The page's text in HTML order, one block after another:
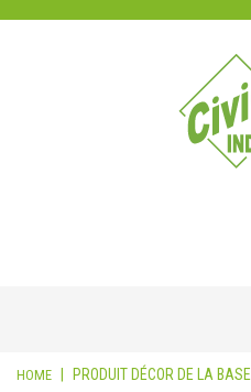
HOME PRODUIT DÉCOR DE LA BASE